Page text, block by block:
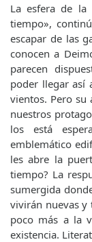
La esfera de la
tiempo»,
escapar de las
conocen a
parecen
poder llegar así
vientos. Pero su
nuestros
los está
emblemático
les abre la
tiempo? La
sumergida
vivirán nuevas y
poco más a la
existencia.